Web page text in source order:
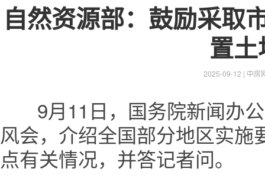
自然资源部：鼓励采取
置
2025-09-12 | 中房
9月11日，国务院新闻办公
风会，介绍全国部分地区实
点有关情况，并答记者问。